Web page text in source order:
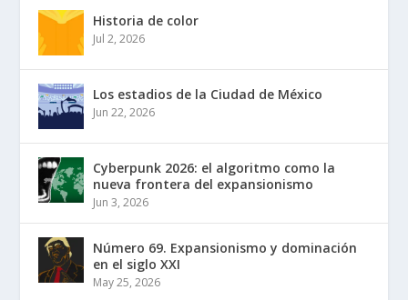
Historia de color
Jul 2, 2026
Los estadios de la Ciudad de México
Jun 22, 2026
Cyberpunk 2026: el algoritmo como la
nueva frontera del expansionismo
Jun 3, 2026
Número 69. Expansionismo y dominación
en el siglo XXI
May 25, 2026